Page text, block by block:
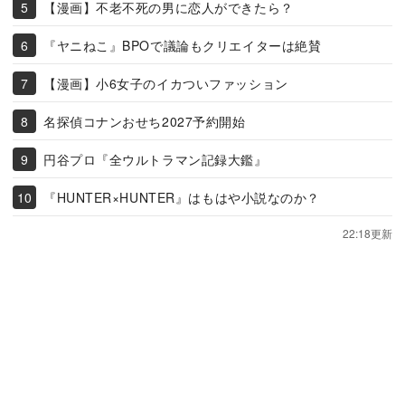
【漫画】不老不死の男に恋人ができたら？
『ヤニねこ』BPOで議論もクリエイターは絶賛
【漫画】小6女子のイカついファッション
名探偵コナンおせち2027予約開始
円谷プロ『全ウルトラマン記録大鑑』
『HUNTER×HUNTER』はもはや小説なのか？
22:18更新